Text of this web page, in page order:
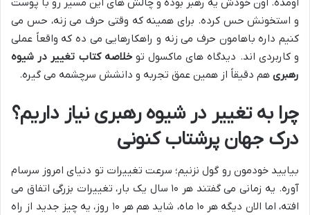
و استخونش حس کرده. برای همینه که وقتی حرف می زنه، حس می
کنیم داره باهامون حرف می زنه و راهکارهایی می ده که واقعاً عملی
و کاربردی اند. دیدگاه های ماکسول توخلاصه کتاب تغییر در شیوه
رهبری هم دقیقاً از همین عمق تجربه و دانشش سرچشمه می گیره.
چرا به تغییر در شیوه رهبری نیاز داریم؟
درک جهان پرشتاب کنونی
بیایید خودمون رو گول نزنیم؛ سرعت تغییرات تو دنیای امروز سرسام
آوره. یه زمانی می گفتند هر ۱۰ سال یک بار، تغییرات بزرگی اتفاق می
افته، اما الان دیگه هر ۱۰ ماه، شاید هم هر ۱۰ روز، یه چیز جدید از راه